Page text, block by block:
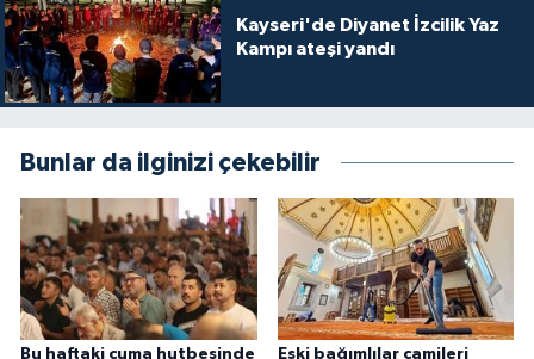
Kayseri'de Diyanet İzcilik Yaz
Kampı ateşi yandı
Bunlar da ilginizi çekebilir
Bu haftaki cuma hutbesinde Eski bağımlılar camileri
Kayseri Müftülüğü
Kilis Müftülüğü
Kırıkkale Müftülüğü
Kırklareli Müftülüğü
Kırşehir Müftülüğü
Kocaeli Müftülüğü